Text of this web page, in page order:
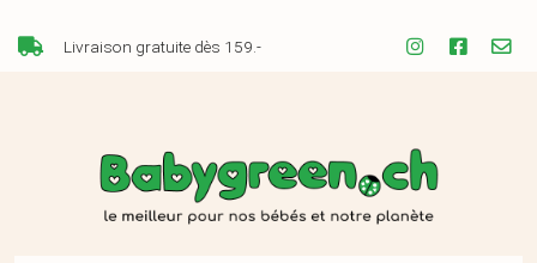
Livraison gratuite dès 159.-